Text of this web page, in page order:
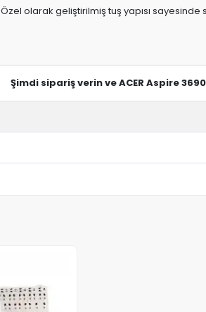
Özel olarak geliştirilmiş tuş yapısı
Şimdi sipariş verin ve ACER Aspire